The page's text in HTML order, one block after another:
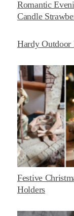
Romantic
Candle
Hardy Outdoor
Festive
Holders